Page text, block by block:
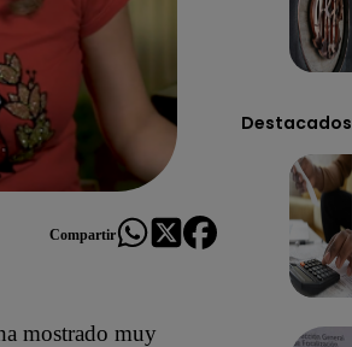
Compartir
mostrado muy
Destacados